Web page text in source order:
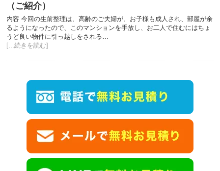
（ご紹介）
内容 今回の生前整理は、高齢のご夫婦が、お子様も成人され、部屋が余
るようになったので、このマンションを手放し、お二人で住むにはちょ
うど良い物件に引っ越しをされる…
[...続きを読む]